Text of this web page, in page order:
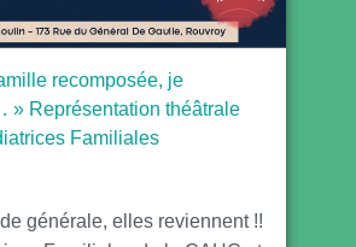
recomposée, je
» Représentation théâtrale
Familiales
générale, elles reviennent !!